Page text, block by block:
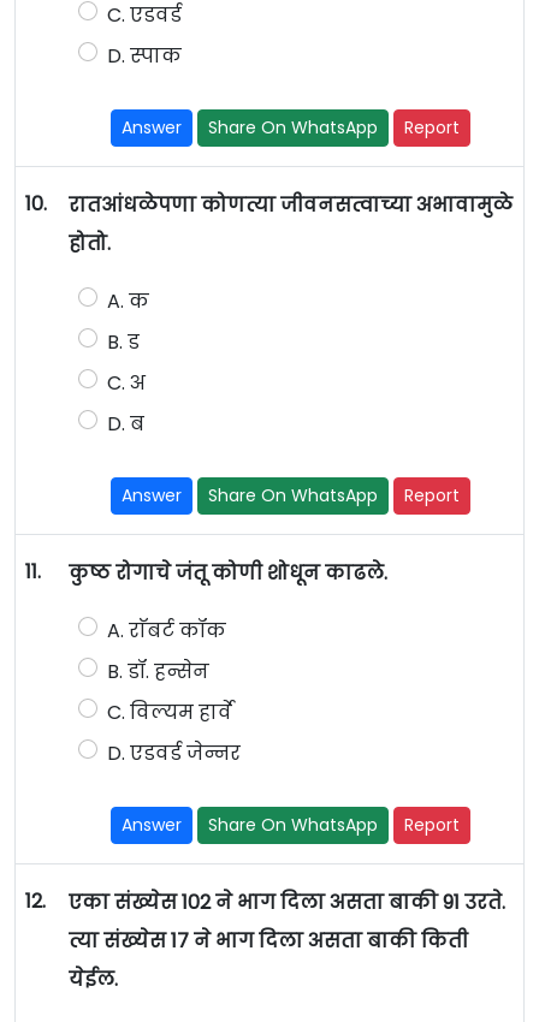
C. एडवर्ड
D. स्पाक
Answer Share On WhatsApp Report
10.
रातआंधळेपणा कोणत्या जीवनसत्वाच्या अभावामुळे
होतो.
A. क
B. ड
C. अ
D. ब
Answer Share On WhatsApp Report
11. कुष्ठ रोगाचे जंतू कोणी शोधून काढले.
A. राॅबर्ट कॉक
B. डॉ. हन्सेन
C. विल्यम हार्वे
D. एडवर्ड जेन्नर
Answer Share On WhatsApp Report
12.
एका संख्येस 102 ने भाग दिला असता बाकी 91 उरते.
त्या संख्येस 17 ने भाग दिला असता बाकी किती
येईल.